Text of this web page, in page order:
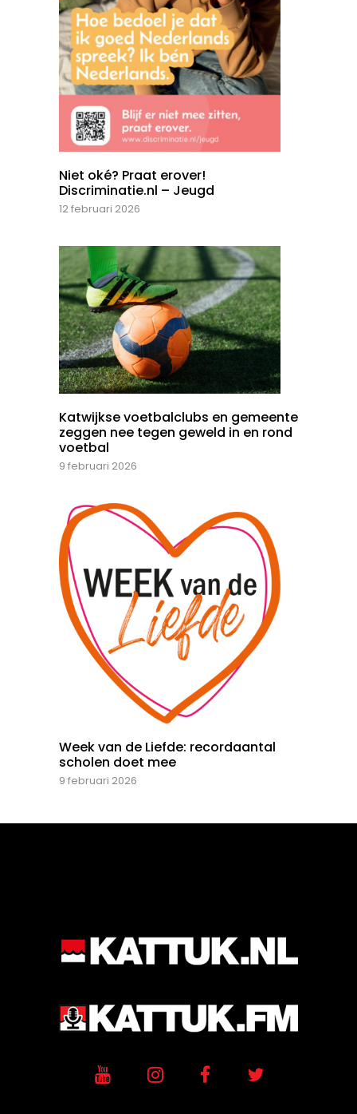
Niet oké? Praat erover!
Discriminatie.nl – Jeugd
12 februari 2026
Katwijkse voetbalclubs en gemeente
zeggen nee tegen geweld in en rond
voetbal
9 februari 2026
Week van de Liefde: recordaantal
scholen doet mee
9 februari 2026